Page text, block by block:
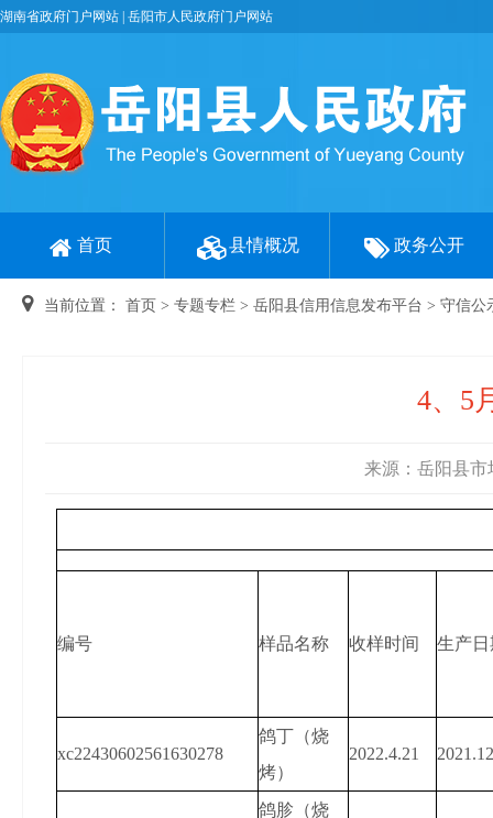
湖南省政府门户网站 岳阳市人民政府门户网站
首页 县情概况 政务公开
当前位置： 首页 > 专题专栏 > 岳阳县信用信息发布平台 > 守信公
4、5
来源：岳阳县市
编号 样品名称 收样时间 生产日
xc22430602561630278
鸽丁（烧
烤）
2022.4.21
鸽胗（烧